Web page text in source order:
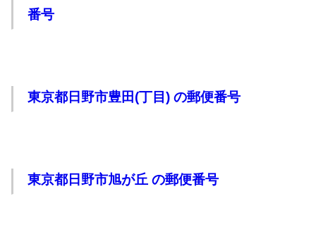
番号
東京都日野市豊田(丁目) の郵便番号
東京都日野市旭が丘 の郵便番号